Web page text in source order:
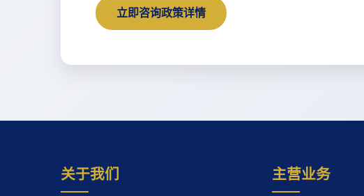
立即咨询政策详情
关于我们 主营业务